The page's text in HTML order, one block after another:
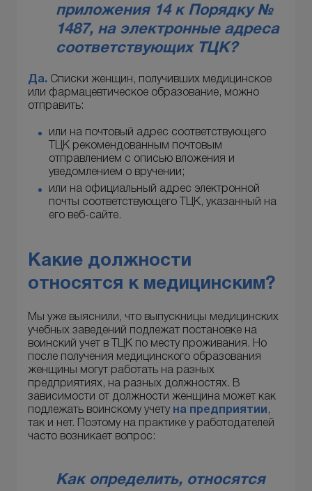
приложения 14 к Порядку №
1487, на электронные адреса
соответствующих ТЦК?
Да. Списки женщин, получивших медицинское
или фармацевтическое образование, можно
отправить:
или на почтовый адрес соответствующего
ТЦК рекомендованным почтовым
отправлением с описью вложения и
уведомлением о вручении;
или на официальный адрес электронной
почты соответствующего ТЦК, указанный на
его веб-сайте.
Какие должности
относятся к медицинским?
Мы уже выяснили, что выпускницы медицинских
учебных заведений подлежат постановке на
воинский учет в ТЦК по месту проживания. Но
после получения медицинского образования
женщины могут работать на разных
предприятиях, на разных должностях. В
зависимости от должности женщина может как
подлежать воинскому учету на предприятии ,
так и нет. Поэтому на практике у работодателей
часто возникает вопрос:
Как определить, относятся